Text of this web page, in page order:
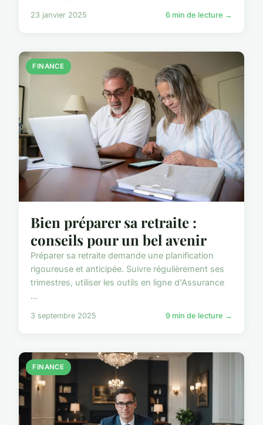
23 janvier 2025 6 min de lecture →
FINANCE
Bien préparer sa retraite :
conseils pour un bel avenir
Préparer sa retraite demande une planification
rigoureuse et anticipée. Suivre régulièrement ses
trimestres, utiliser les outils en ligne d'Assurance
...
3 septembre 2025 9 min de lecture →
FINANCE